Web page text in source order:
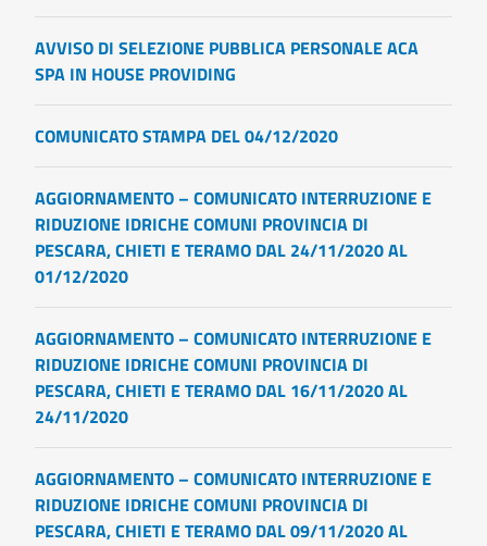
AVVISO DI SELEZIONE PUBBLICA PERSONALE ACA
SPA IN HOUSE PROVIDING
COMUNICATO STAMPA DEL 04/12/2020
AGGIORNAMENTO – COMUNICATO INTERRUZIONE E
RIDUZIONE IDRICHE COMUNI PROVINCIA DI
PESCARA, CHIETI E TERAMO DAL 24/11/2020 AL
01/12/2020
AGGIORNAMENTO – COMUNICATO INTERRUZIONE E
RIDUZIONE IDRICHE COMUNI PROVINCIA DI
PESCARA, CHIETI E TERAMO DAL 16/11/2020 AL
24/11/2020
AGGIORNAMENTO – COMUNICATO INTERRUZIONE E
RIDUZIONE IDRICHE COMUNI PROVINCIA DI
PESCARA, CHIETI E TERAMO DAL 09/11/2020 AL